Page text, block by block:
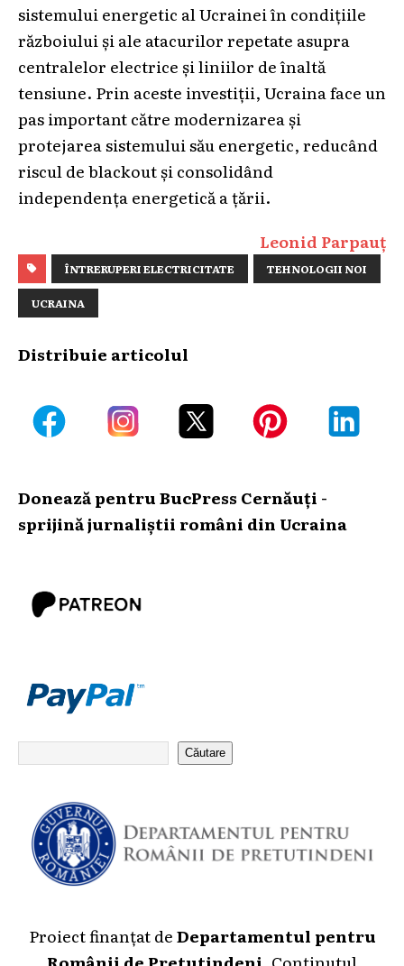
sistemului energetic al Ucrainei în condițiile
războiului și ale atacurilor repetate asupra
centralelor electrice și liniilor de înaltă
tensiune. Prin aceste investiții, Ucraina face un
pas important către modernizarea și
protejarea sistemului său energetic, reducând
riscul de blackout și consolidând
independența energetică a țării.
Leonid Parpauț
ÎNTRERUPERI ELECTRICITATE TEHNOLOGII NOI
UCRAINA
Distribuie articolul
Donează pentru BucPress Cernăuți -
sprijină jurnaliștii români din Ucraina
Căutare
Proiect finanțat deDepartamentul pentru
Românii de Pretutindeni . Conținutul